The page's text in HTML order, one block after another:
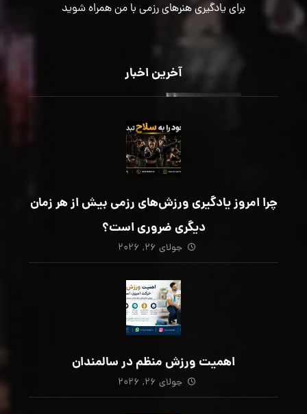
برای یادگیری هنرهای رزمی با من همراه شوید
آخرین اخبار
چرا امروز یادگیری ورزش‌های رزمی بیش از هر زمان
دیگری ضروری است؟
جولای ۲۶, ۲۰۲۶
اهمیت ورزش منظم در سالمندان
جولای ۲۶, ۲۰۲۶